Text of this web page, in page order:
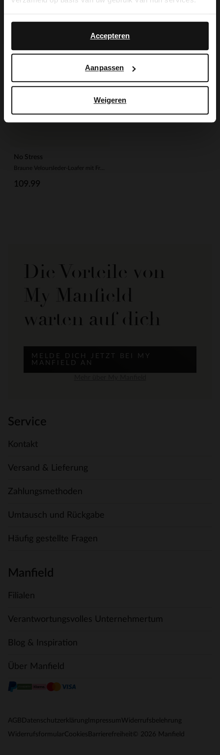
Accepteren
Aanpassen
Weigeren
No Stress
109.99
Die Vorteile von
My Manfield
warten auf dich
MELDE DICH JETZT BEI MY
MANFIELD AN
Service
Kontakt
Versand & Lieferung
Zahlungsmethoden
Umtausch und Rückgabe
Häufig gestellte Fragen
Manfield
Filialen
Verantwortungsvolles Unternehmertum
Blog & Inspiration
Über Manfield
AGB Datenschutzerklärung Impressum Widerrufsbelehrung
WiderrufsformularCookies Barrierefreiheit © 2026 Manfield
English